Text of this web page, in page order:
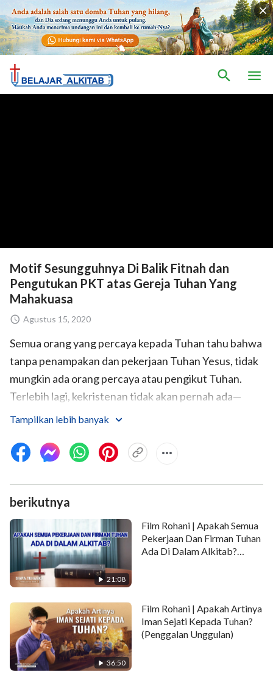
Motif Sesungguhnya Di Balik Fitnah dan
Pengutukan PKT atas Gereja Tuhan Yang
Mahakuasa
Agustus 15, 2020
Semua orang yang percaya kepada Tuhan tahu bahwa
tanpa penampakan dan pekerjaan Tuhan Yesus, tidak
mungkin ada orang percaya atau pengikut Tuhan.
Terlebih lagi, kekristenan tidak akan pernah ada—
seberapa besarnya pun karunia para rasul, mereka
juga, Gereja Tuhan Yang Mahakuasa tercipta
sepenuhnya karena penampakan dan pekerjaan
Tuhan Yang Mahakuasa, Kristus di akhir zaman.
Karena Tuhan Yang Mahakuasa mengungkapkan
banyak kebenaran dan orang berpaling kepada Tuhan
setelah mendengar suara-Nya, gereja ini terbentuk.
Namun pemerintah Komunis Tiongkok memfitnah
Gereja Tuhan Yang Mahakuasa, menyebutnya
sekadar organisasi manusia. Tujuan jahat apa yang
mereka miliki?
Tampilkan lebih banyak
berikutnya
21:08
Film Rohani | Apakah Semua
Pekerjaan Dan Firman Tuhan
Ada Di Dalam Alkitab?
36:50
Film Rohani | Apakah Artinya
Iman Sejati Kepada Tuhan?
(Penggalan Unggulan)